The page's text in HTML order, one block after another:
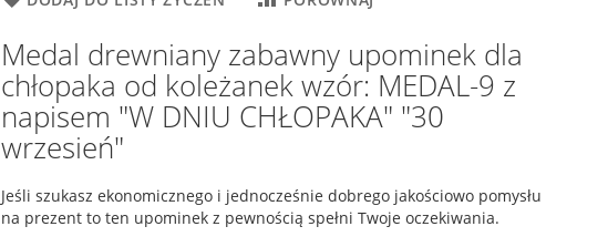
Medal drewniany zabawny upominek dla
chłopaka od koleżanek wzór: MEDAL-9 z
napisem "W DNIU CHŁOPAKA" "30
wrzesień"
Jeśli szukasz ekonomicznego i jednocześnie dobrego jakościowo pomysłu
na prezent to ten upominek z pewnością spełni Twoje oczekiwania.